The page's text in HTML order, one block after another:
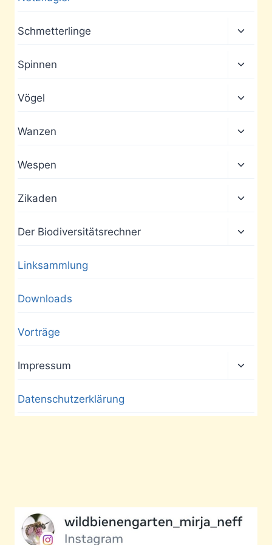
Schmetterlinge
Spinnen
Vögel
Wanzen
Wespen
Zikaden
Der Biodiversitätsrechner
Linksammlung
Downloads
Vorträge
Impressum
Datenschutzerklärung